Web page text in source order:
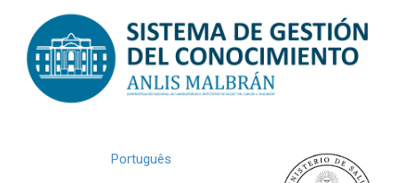
navigation
Português